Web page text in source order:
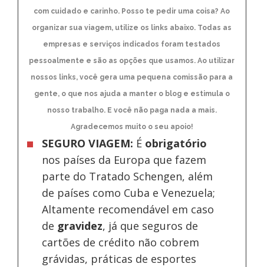
com cuidado e carinho. Posso te pedir uma coisa? Ao
organizar sua viagem, utilize os links abaixo. Todas as
empresas e serviços indicados foram testados
pessoalmente e são as opções que usamos. Ao utilizar
nossos links, você gera uma pequena comissão para a
gente, o que nos ajuda a manter o blog e estimula o
nosso trabalho. E você não paga nada a mais.
Agradecemos muito o seu apoio!
SEGURO VIAGEM: É obrigatório
nos países da Europa que fazem
parte do Tratado Schengen, além
de países como Cuba e Venezuela;
Altamente recomendável em caso
de gravidez, já que seguros de
cartões de crédito não cobrem
grávidas, práticas de esportes